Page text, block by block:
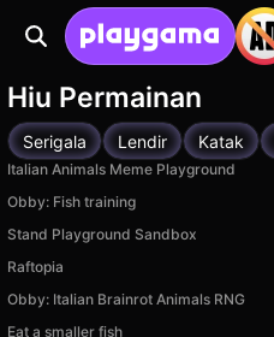
Hiu Permainan
Serigala Lendir Katak
Italian Animals Meme Playground
Obby: Fish training
Stand Playground Sandbox
Raftopia
Obby: Italian Brainrot Animals RNG
Eat a smaller fish